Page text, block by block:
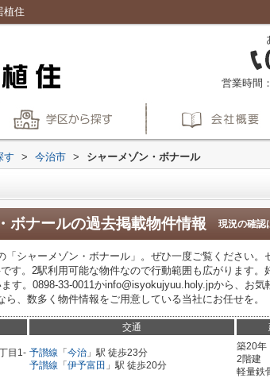
植住
営業時間
す > 今治市 > シャーメゾン・ボナール
ボナールの過去掲載物件情報 現況の確認
「シャーメゾン・ボナール」。ぜひ一度ご覧ください
す。2駅利用可能な物件なので行動範囲も広がります。
す。0898-33-0011かinfo@isyokujyuu.holy.jpから、お
ら、数多く物件情報をご用意している当社にお任せを。
交通
目1- 予讃線 「 今治 」駅 徒歩23分
予讃線 「 伊予富田 」駅 徒歩20分
築20年
2階建
軽量鉄